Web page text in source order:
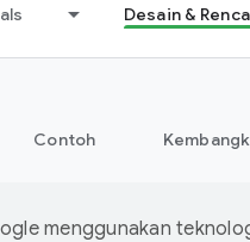
Desain &
Contoh
menggunakan